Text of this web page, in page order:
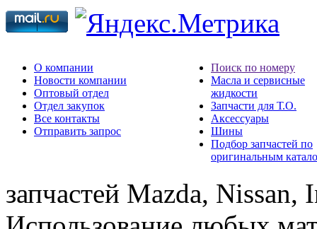
О компании
Новости компании
Оптовый отдел
Отдел закупок
Все контакты
Отправить запрос
Поиск по номеру
Масла и сервисные
жидкости
Запчасти для Т.О.
Аксессуары
Шины
Подбор запчастей по
оригинальным
запчастей Mazda,